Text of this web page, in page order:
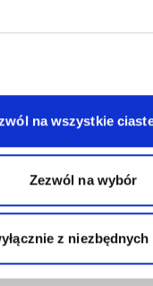
na wszystkie
Zezwól na wybór
z